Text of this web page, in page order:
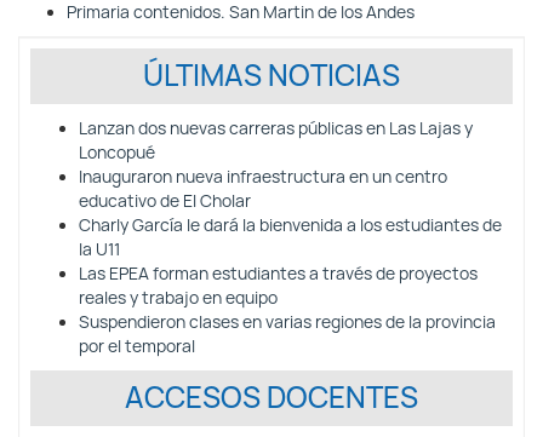
Primaria contenidos. San Martin de los Andes
ÚLTIMAS NOTICIAS
Lanzan dos nuevas carreras públicas en Las Lajas y
Loncopué
Inauguraron nueva infraestructura en un centro
educativo de El Cholar
Charly García le dará la bienvenida a los estudiantes de
la U11
Las EPEA forman estudiantes a través de proyectos
reales y trabajo en equipo
Suspendieron clases en varias regiones de la provincia
por el temporal
ACCESOS DOCENTES